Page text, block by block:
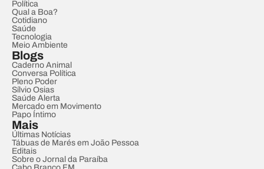
Política
Qual a Boa?
Cotidiano
Saúde
Tecnologia
Meio Ambiente
Blogs
Caderno Animal
Conversa Política
Pleno Poder
Sílvio Osias
Saúde Alerta
Mercado em Movimento
Papo Íntimo
Mais
Últimas Notícias
Tábuas de Marés em João Pessoa
Editais
Sobre o Jornal da Paraíba